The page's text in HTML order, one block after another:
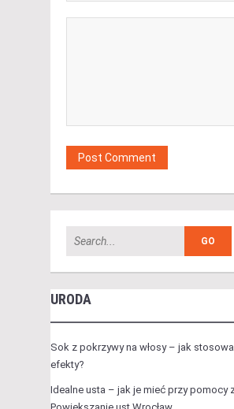
URODA
Sok z pokrzywy na włosy – jak
efekty?
Idealne usta – jak je mieć przy pomocy